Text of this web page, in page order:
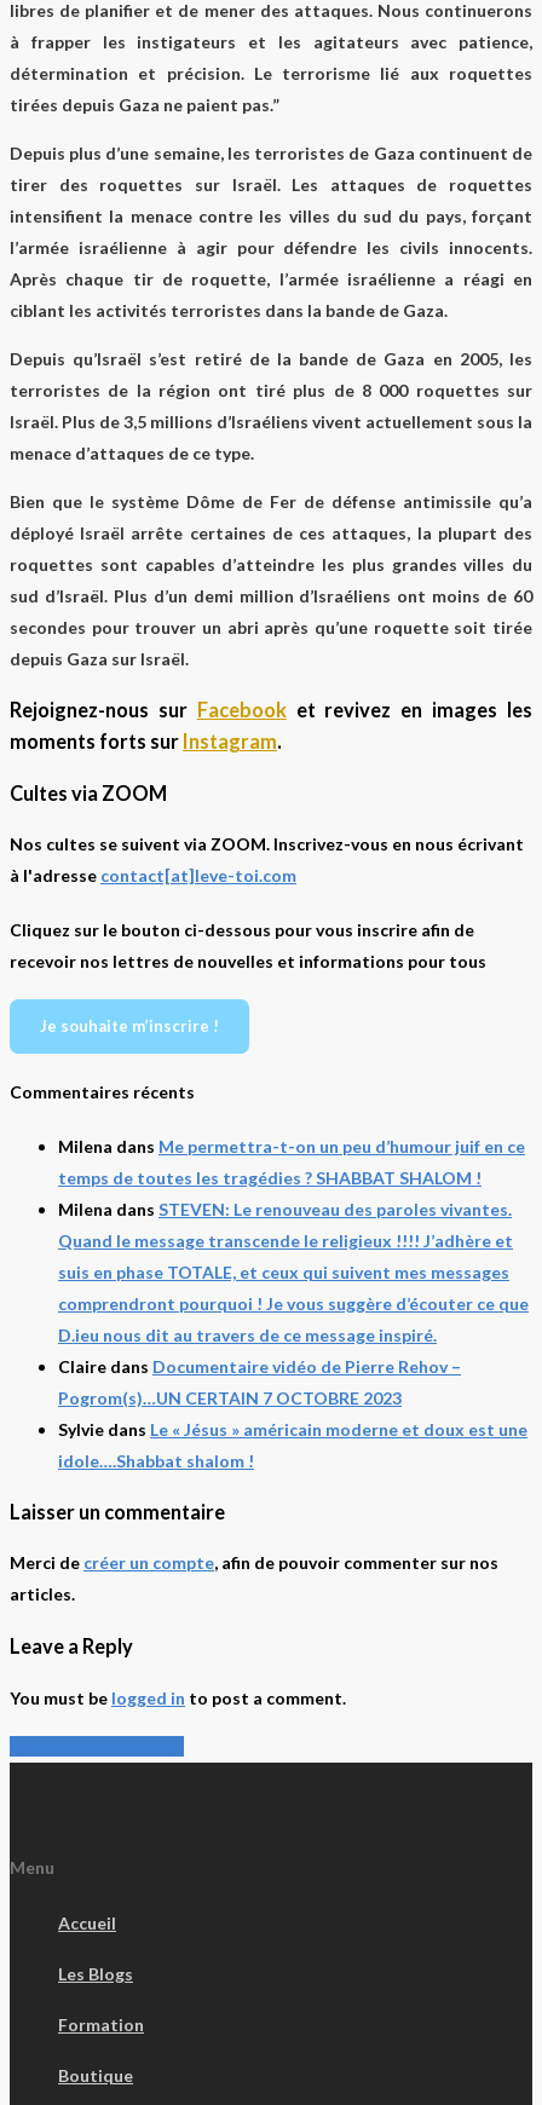
libres de planifier et de mener des attaques. Nous continuerons
à frapper les instigateurs et les agitateurs avec patience,
détermination et précision. Le terrorisme lié aux roquettes
tirées depuis Gaza ne paient pas.”
Depuis plus d’une semaine, les terroristes de Gaza continuent de
tirer des roquettes sur Israël. Les attaques de roquettes
intensifient la menace contre les villes du sud du pays, forçant
l’armée israélienne à agir pour défendre les civils innocents.
Après chaque tir de roquette, l’armée israélienne a réagi en
ciblant les activités terroristes dans la bande de Gaza.
Depuis qu’Israël s’est retiré de la bande de Gaza en 2005, les
terroristes de la région ont tiré plus de 8 000 roquettes sur
Israël. Plus de 3,5 millions d’Israéliens vivent actuellement sous la
menace d’attaques de ce type.
Bien que le système Dôme de Fer de défense antimissile qu’a
déployé Israël arrête certaines de ces attaques, la plupart des
roquettes sont capables d’atteindre les plus grandes villes du
sud d’Israël. Plus d’un demi million d’Israéliens ont moins de 60
secondes pour trouver un abri après qu’une roquette soit tirée
depuis Gaza sur Israël.
Rejoignez-nous sur Facebooket revivez en images les
moments forts sur Instagram.
Cultes via ZOOM
Nos cultes se suivent via ZOOM. Inscrivez-vous en nous écrivant
à l'adresse contact[at]leve-toi.com
Cliquez sur le bouton ci-dessous pour vous inscrire afin de
recevoir nos lettres de nouvelles et informations pour tous
Je souhaite m’inscrire !
Commentaires récents
Milena dans Me permettra-t-on un peu d’humour juif en ce
temps de toutes les tragédies ? SHABBAT SHALOM !
Milena dans STEVEN: Le renouveau des paroles vivantes.
Quand le message transcende le religieux !!!! J’adhère et
suis en phase TOTALE, et ceux qui suivent mes messages
comprendront pourquoi ! Je vous suggère d’écouter ce que
D.ieu nous dit au travers de ce message inspiré.
Claire dans Documentaire vidéo de Pierre Rehov –
Pogrom(s)…UN CERTAIN 7 OCTOBRE 2023
Sylvie dans Le « Jésus » américain moderne et doux est une
idole….Shabbat shalom !
Laisser un commentaire
Merci de créer un compte, afin de pouvoir commenter sur nos
articles.
Leave a Reply
You must be logged in to post a comment.
Menu
Accueil
Les Blogs
Formation
Boutique